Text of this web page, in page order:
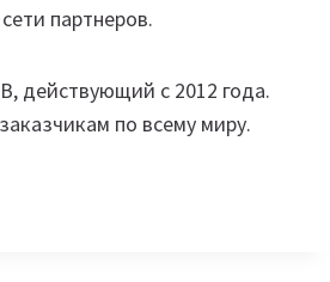
партнеров.
действующий с 2012 года.
по всему миру.